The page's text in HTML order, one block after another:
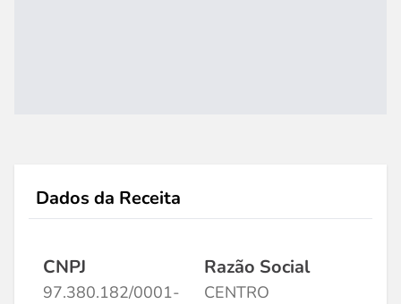
Dados da Receita
CNPJ
97.380.182/0001-
Razão Social
CENTRO